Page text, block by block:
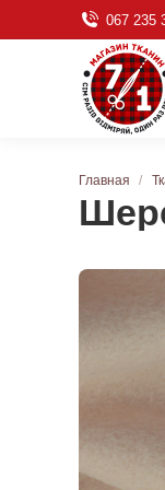
067 235
Вы здесь:
Главная